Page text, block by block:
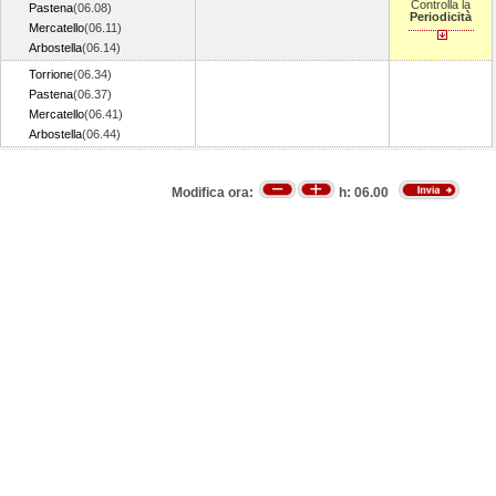
Pastena(06.08)
Mercatello(06.11)
Arbostella(06.14)
Controlla la
Periodicità
Torrione(06.34)
Pastena(06.37)
Mercatello(06.41)
Arbostella(06.44)
Modifica ora: h: 06.00